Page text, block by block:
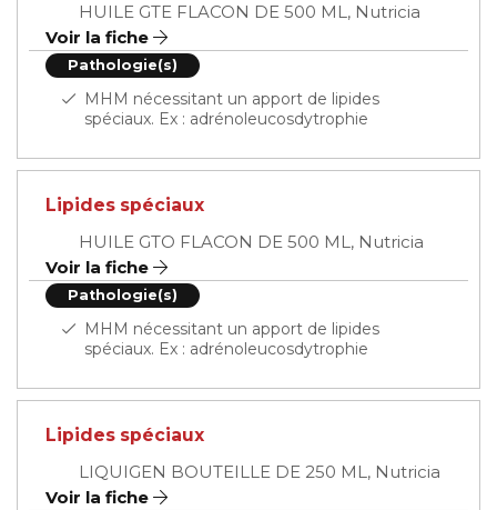
HUILE GTE FLACON DE 500 ML, Nutricia
Voir la fiche
Pathologie(s)
MHM nécessitant un apport de lipides
spéciaux. Ex : adrénoleucosdytrophie
Lipides spéciaux
HUILE GTO FLACON DE 500 ML, Nutricia
Voir la fiche
Pathologie(s)
MHM nécessitant un apport de lipides
spéciaux. Ex : adrénoleucosdytrophie
Lipides spéciaux
LIQUIGEN BOUTEILLE DE 250 ML, Nutricia
Voir la fiche